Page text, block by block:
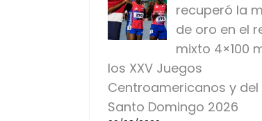
recuperó la
de oro en el
mixto 4×100
los XXV Juegos
Centroamericanos y del
Santo Domingo 2026